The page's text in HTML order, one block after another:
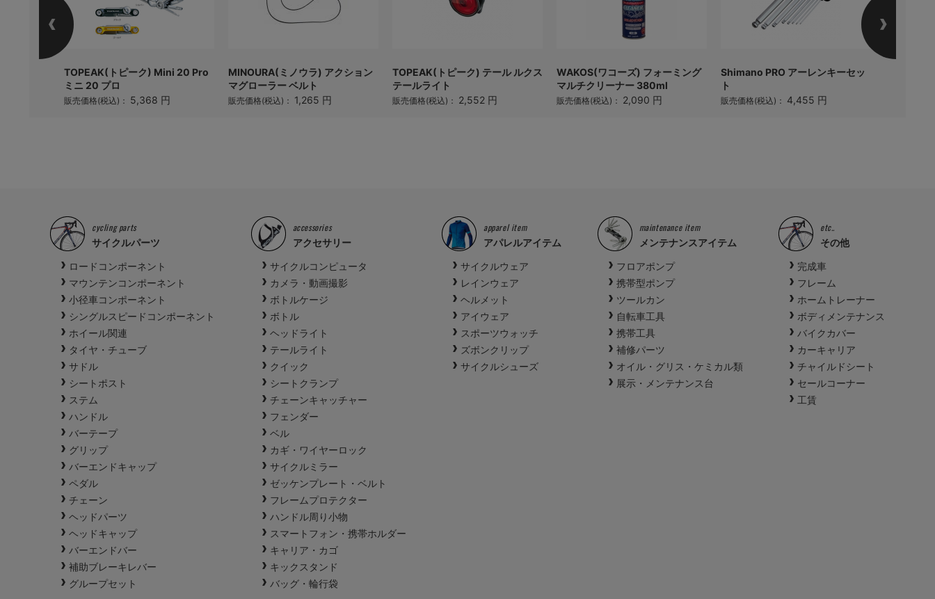
TOPEAK(トピーク) Mini 20 Pro
ミニ 20 プロ
販売価格(税込)： 5,368 円
MINOURA(ミノウラ) アクション
マグローラー ベルト
販売価格(税込)： 1,265 円
TOPEAK(トピーク) テール ルクス
テールライト
販売価格(税込)： 2,552 円
WAKOS(ワコーズ) フォーミング
マルチクリーナー 380ml
販売価格(税込)： 2,090 円
Shimano PRO アーレンキーセッ
ト
販売価格(税込)： 4,455 円
cycling parts
サイクルパーツ
ロードコンポーネント
マウンテンコンポーネント
小径車コンポーネント
シングルスピードコンポーネント
ホイール関連
タイヤ・チューブ
サドル
シートポスト
ステム
ハンドル
バーテープ
グリップ
バーエンドキャップ
ペダル
チェーン
ヘッドパーツ
ヘッドキャップ
バーエンドバー
補助ブレーキレバー
グループセット
accessories
アクセサリー
サイクルコンピュータ
カメラ・動画撮影
ボトルケージ
ボトル
ヘッドライト
テールライト
クイック
シートクランプ
チェーンキャッチャー
フェンダー
ベル
カギ・ワイヤーロック
サイクルミラー
ゼッケンプレート・ベルト
フレームプロテクター
ハンドル周り小物
スマートフォン・携帯ホルダー
キャリア・カゴ
キックスタンド
バッグ・輪行袋
apparel item
アパレルアイテム
サイクルウェア
レインウェア
ヘルメット
アイウェア
スポーツウォッチ
ズボンクリップ
サイクルシューズ
maintenance item
メンテナンスアイテム
フロアポンプ
携帯型ポンプ
ツールカン
自転車工具
携帯工具
補修パーツ
オイル・グリス・ケミカル類
展示・メンテナンス台
etc..
その他
完成車
フレーム
ホームトレーナー
ボディメンテナンス
バイクカバー
カーキャリア
チャイルドシート
セールコーナー
工賃